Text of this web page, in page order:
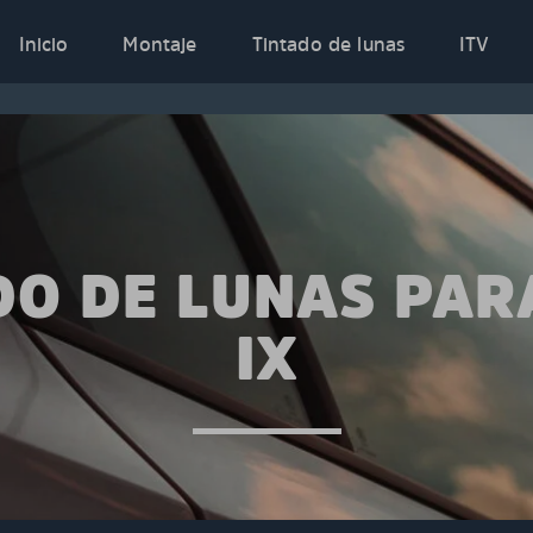
Inicio
Montaje Tintado de lunas ITV
DE LUNAS
IX